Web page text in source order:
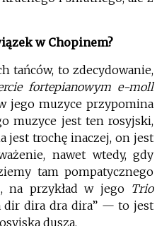
w Chopinem?
tańców, to zdecydowanie,
fortepianowym e-moll
jego muzyce przypomina
muzyce jest ten rosyjski,
jest trochę inaczej, on jest
nawet wtedy, gdy
tam pompatycznego
na przykład w jego Trio
dir dira dra dira” — to jest
dusza.